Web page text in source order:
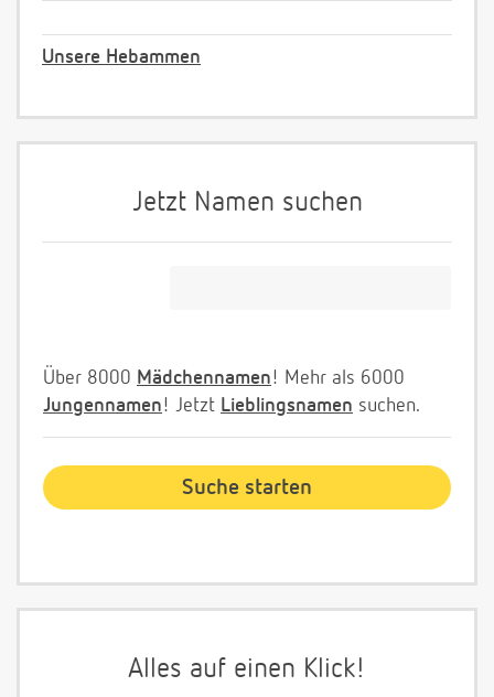
Unsere Hebammen
Jetzt Namen suchen
Über 8000 Mädchennamen! Mehr als 6000
Jungennamen! Jetzt Lieblingsnamen suchen.
Alles auf einen Klick!